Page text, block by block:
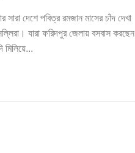
দেশে পবিত্র রমজান মাসের চাঁদ দেখা
যারা ফরিদপুর জেলায় বসবাস করছেন
মিলিয়ে...